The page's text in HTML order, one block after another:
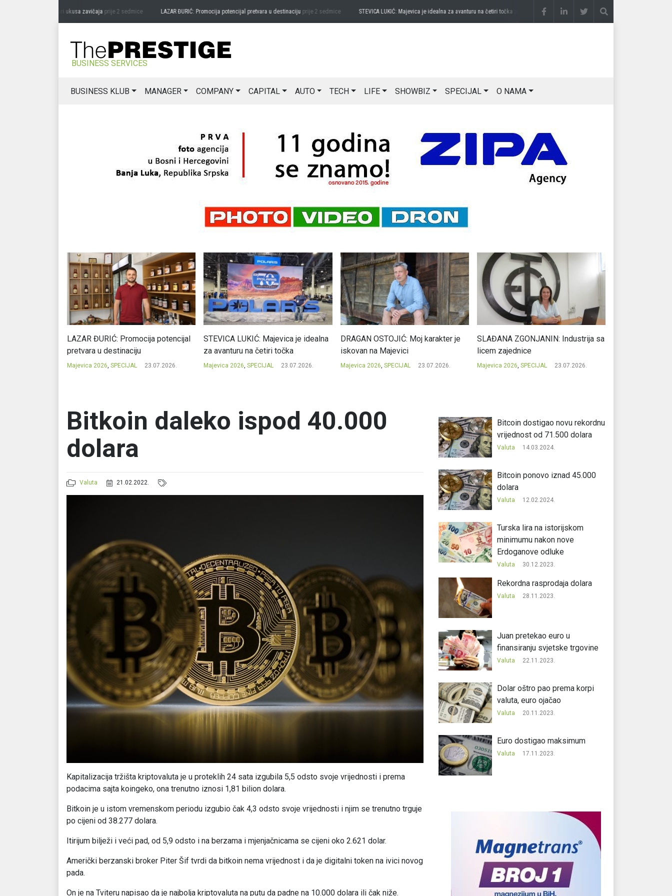
MIĆANOVIĆ: Čuvari ukusa zavičajaprije 2 sedmice LAZAR ĐURIĆ: Promocija potencijal pretvara u destinacijuprije 2 sedmice STEVICA LUKIĆ: Majevica je idealna za avanturu na četiri točkaprije 2 sedmice DRAGAN OSTOJIĆ: Moj karakter je iskovan
BUSINESS SERVICES
BUSINESS KLUB MANAGER COMPANY CAPITAL AUTO TECH LIFE SHOWBIZ SPECIJAL O NAMA
LAZAR ĐURIĆ: Promocija potencijal
pretvara u destinaciju
Majevica 2026, SPECIJAL 23.07.2026.
STEVICA LUKIĆ: Majevica je idealna
za avanturu na četiri točka
Majevica 2026, SPECIJAL 23.07.2026.
DRAGAN OSTOJIĆ: Moj karakter je
iskovan na Majevici
Majevica 2026, SPECIJAL 23.07.2026.
SLAĐANA ZGONJANIN: Industrija sa
licem zajednice
Majevica 2026, SPECIJAL 23.07.2026.
Bitkoin daleko ispod 40.000
dolara
Valuta 21.02.2022.
Kapitalizacija tržišta kriptovaluta je u proteklih 24 sata izgubila 5,5 odsto svoje vrijednosti i prema
podacima sajta koingeko, ona trenutno iznosi 1,81 bilion dolara.
Bitkoin je u istom vremenskom periodu izgubio čak 4,3 odsto svoje vrijednosti i njim se trenutno trguje
po cijeni od 38.277 dolara.
Itirijum bilježi i veći pad, od 5,9 odsto i na berzama i mjenjačnicama se cijeni oko 2.621 dolar.
Američki berzanski broker Piter Šif tvrdi da bitkoin nema vrijednost i da je digitalni token na ivici novog
pada.
On je na Tviteru napisao da je najbolja kriptovaluta na putu da padne na 10.000 dolara ili čak niže.
Bitcoin dostigao novu rekordnu
vrijednost od 71.500 dolara
Valuta 14.03.2024.
Bitcoin ponovo iznad 45.000
dolara
Valuta 12.02.2024.
Turska lira na istorijskom
minimumu nakon nove
Erdoganove odluke
Valuta 30.12.2023.
Rekordna rasprodaja dolara
Valuta 28.11.2023.
Juan pretekao euro u
finansiranju svjetske trgovine
Valuta 22.11.2023.
Dolar oštro pao prema korpi
valuta, euro ojačao
Valuta 20.11.2023.
Еuro dostigao maksimum
Valuta 17.11.2023.